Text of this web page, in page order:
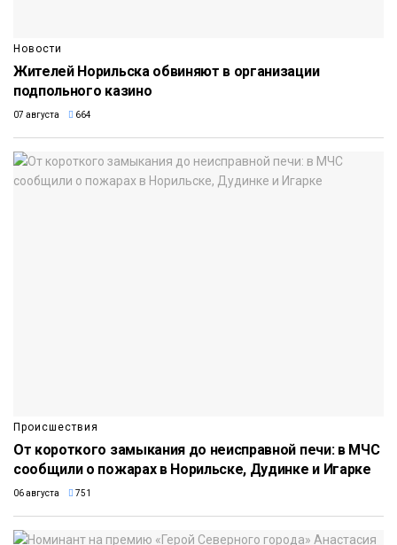
Новости
Жителей Норильска обвиняют в организации
подпольного казино
07 августа 664
Происшествия
От короткого замыкания до неисправной печи: в МЧС
сообщили о пожарах в Норильске, Дудинке и Игарке
06 августа 751